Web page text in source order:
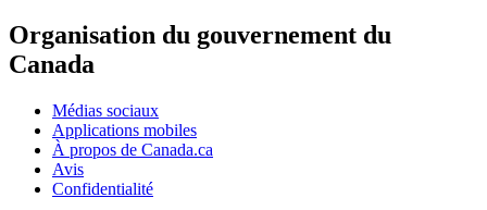
Organisation du gouvernement du
Canada
Médias sociaux
Applications mobiles
À propos de Canada.ca
Avis
Confidentialité